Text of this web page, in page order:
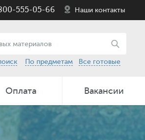
555-05-66 Наши контакты
По предметам Все готовые
Оплата Вакансии